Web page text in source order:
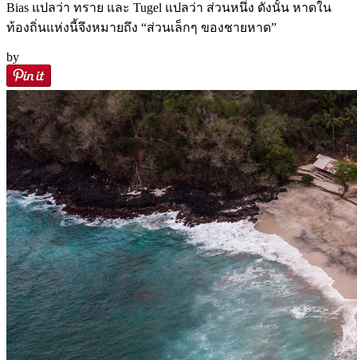
Bias แปลว่า ทราย และ Tugel แปลว่า ส่วนหนึ่ง ดังนั้น หาดใน
ท้องถิ่นแห่งนี้จึงหมายถึง “ส่วนเล็กๆ ของชายหาด”
by